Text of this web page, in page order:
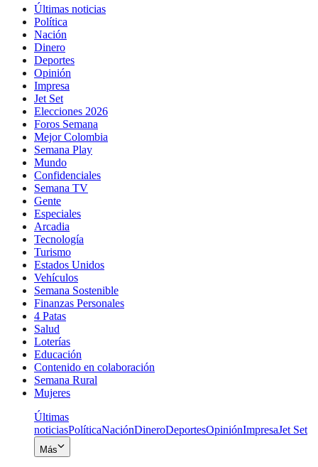
Últimas noticias
Política
Nación
Dinero
Deportes
Opinión
Impresa
Jet Set
Elecciones 2026
Foros Semana
Mejor Colombia
Semana Play
Mundo
Confidenciales
Semana TV
Gente
Especiales
Arcadia
Tecnología
Turismo
Estados Unidos
Vehículos
Semana Sostenible
Finanzas Personales
4 Patas
Salud
Loterías
Educación
Contenido en colaboración
Semana Rural
Mujeres
Últimas
noticiasPolíticaNaciónDineroDeportesOpiniónImpresaJet Set
Más